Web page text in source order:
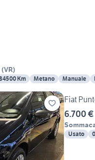
(VR)
Km Metano Manuale
Fiat
6.700 €
Usato